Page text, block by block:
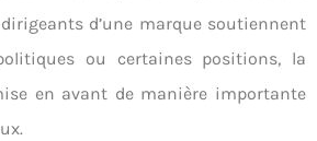
d’une marque soutiennent
ou certaines positions, la
en avant de manière importante